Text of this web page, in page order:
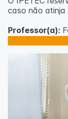
caso não atinja
Professor(a):